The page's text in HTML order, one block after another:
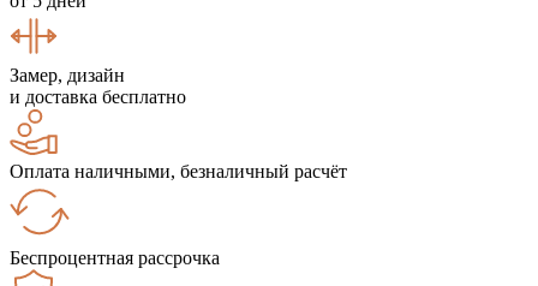
Замер, дизайн
и доставка бесплатно
Оплата наличными, безналичный расчёт
Беспроцентная рассрочка